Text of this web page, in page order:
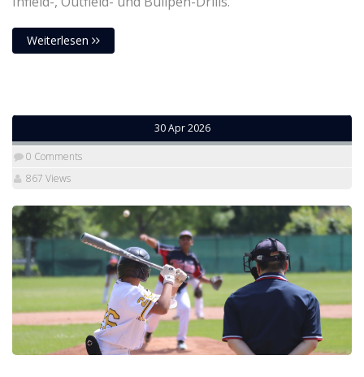
Weiterlesen
30 Apr 2026
0 Comments
867 Views